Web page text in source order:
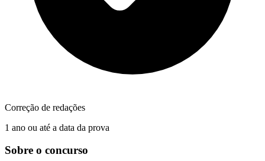
Correção de redações
1 ano ou até a data da prova
Sobre o concurso